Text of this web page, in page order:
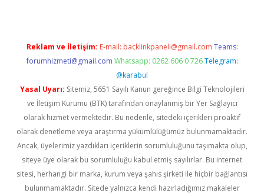
Reklam ve İletişim: E-mail: backlinkpaneli@gmail.com Teams:
forumhizmeti@gmail.com Whatsapp: 0262 606 0 726 Telegram:
@karabul
Yasal Uyarı: Sitemiz, 5651 Sayılı Kanun gereğince Bilgi Teknolojileri
ve İletişim Kurumu (BTK) tarafından onaylanmış bir Yer Sağlayıcı
olarak hizmet vermektedir. Bu nedenle, sitedeki içerikleri proaktif
olarak denetleme veya araştırma yükümlülüğümüz bulunmamaktadır.
Ancak, üyelerimiz yazdıkları içeriklerin sorumluluğunu taşımakta olup,
siteye üye olarak bu sorumluluğu kabul etmiş sayılırlar. Bu internet
sitesi, herhangi bir marka, kurum veya şahıs şirketi ile hiçbir bağlantısı
bulunmamaktadır. Sitede yalnızca kendi hazırladığımız makaleler